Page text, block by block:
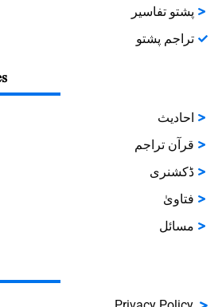
پشتو تفاسیر
تراجم پشتو
احادیث
قرآن تراجم
ڈکشنری
فتاویٰ
مسائل